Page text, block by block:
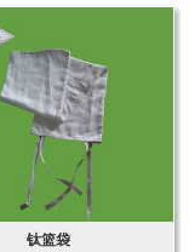
钛篮袋